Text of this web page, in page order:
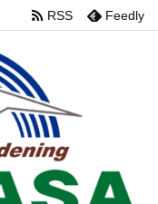
RSS Feedly